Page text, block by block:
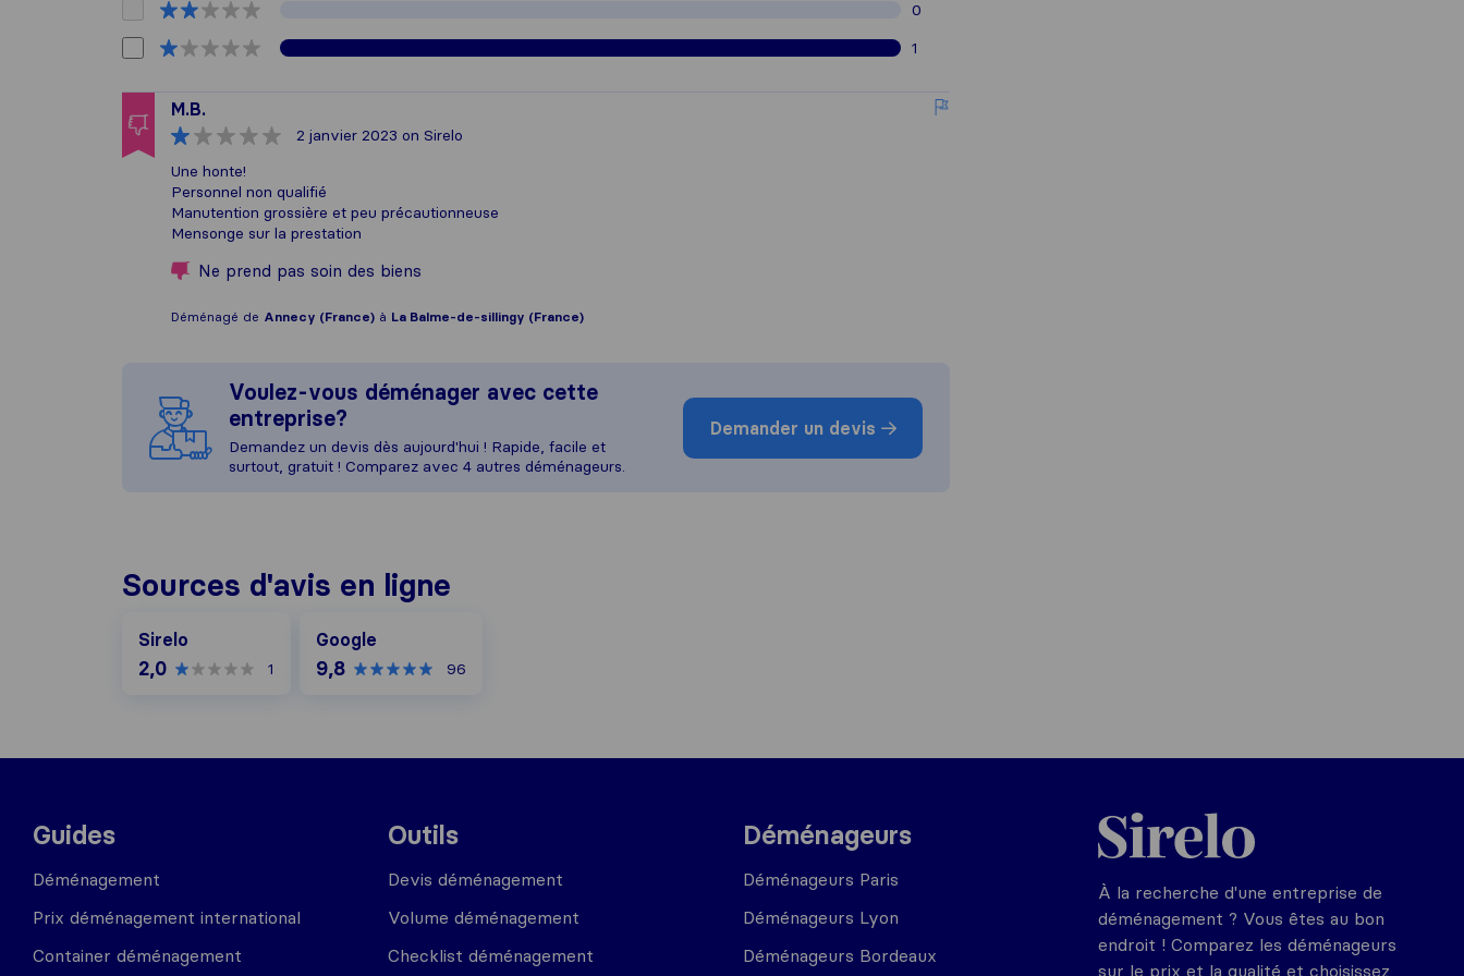
0
1
M.B.
2 janvier 2023 on Sirelo
Une honte!
Personnel non qualifié
Manutention grossière et peu précautionneuse
Mensonge sur la prestation
Ne prend pas soin des biens
Déménagé de Annecy (France) à La Balme-de-sillingy (France)
Voulez-vous déménager avec cette
entreprise?
Demandez un devis dès aujourd'hui ! Rapide, facile et
surtout, gratuit ! Comparez avec 4 autres déménageurs.
Demander un devis
Sources d'avis en ligne
Sirelo
2,0 1
Google
9,8 96
Guides
Déménagement
Prix déménagement international
Container déménagement
Outils
Devis déménagement
Volume déménagement
Checklist déménagement
Déménageurs
Déménageurs Paris
Déménageurs Lyon
Déménageurs Bordeaux
Sirelo.fr
À la recherche d'une entreprise de
déménagement ? Vous êtes au bon
endroit ! Comparez les déménageurs
sur le prix et la qualité et choisissez